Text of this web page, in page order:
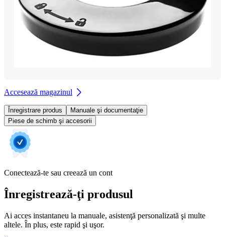
Accesează magazinul
Înregistrare produs
Manuale şi documentaţie
Piese de schimb şi accesorii
Conectează-te sau creează un cont
Înregistrează-ţi produsul
Ai acces instantaneu la manuale, asistenţă personalizată şi multe
altele. În plus, este rapid şi uşor.